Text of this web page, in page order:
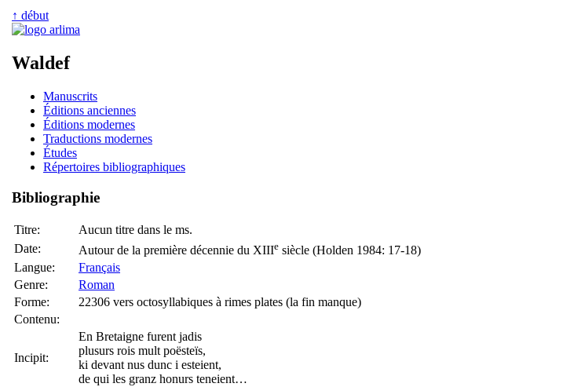
↑ début
Waldef
Manuscrits
Éditions anciennes
Éditions modernes
Traductions modernes
Études
Répertoires bibliographiques
Bibliographie
Titre:
Aucun titre dans le ms.
Date:
Autour de la première décennie du XIIIe siècle (Holden 1984: 17-18)
Langue:
Français
Genre:
Roman
Forme:
22306 vers octosyllabiques à rimes plates (la fin manque)
Contenu:
Incipit:
En Bretaigne furent jadis
plusurs rois mult poësteïs,
ki devant nus dunc i esteient,
de qui les granz honurs teneient…